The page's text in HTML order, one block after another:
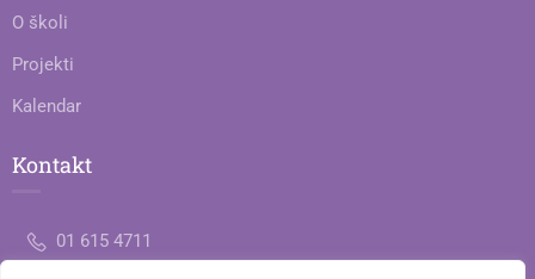
O školi
Projekti
Kalendar
Kontakt
01 615 4711